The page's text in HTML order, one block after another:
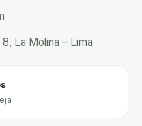
La Molina – Lima